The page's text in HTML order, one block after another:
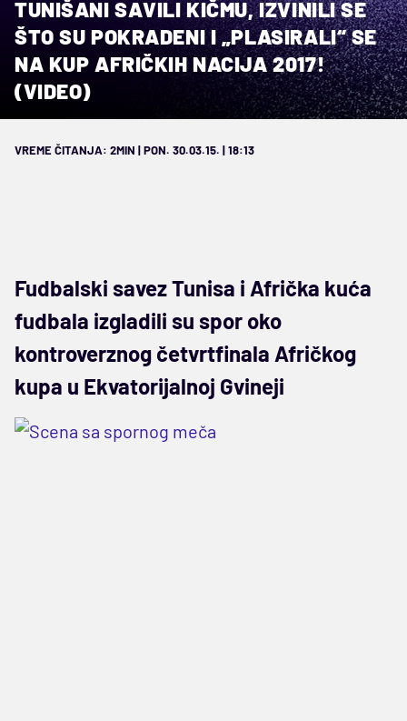
TUNIŠANI SAVILI KIČMU, IZVINILI SE
ŠTO SU POKRADENI I „PLASIRALI“ SE
NA KUP AFRIČKIH NACIJA 2017!
(VIDEO)
VREME ČITANJA: 2MIN | PON. 30.03.15. | 18:13
Fudbalski savez Tunisa i Afrička kuća
fudbala izgladili su spor oko
kontroverznog četvrtfinala Afričkog
kupa u Ekvatorijalnoj Gvineji